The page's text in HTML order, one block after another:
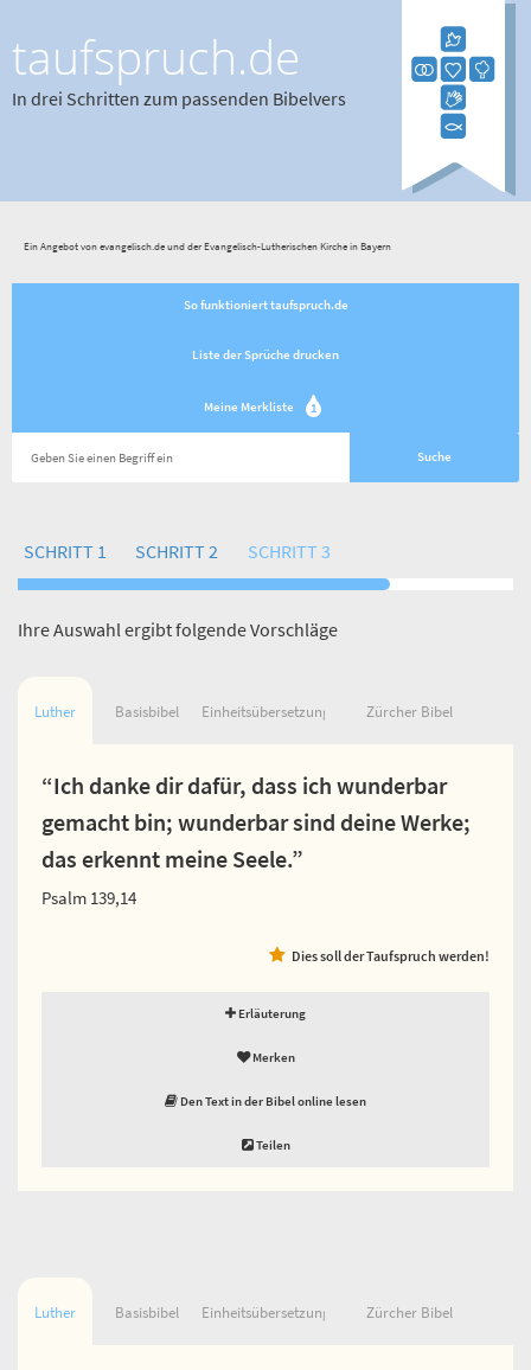
taufspruch.de
In drei Schritten zum passenden Bibelvers
Ein Angebot von evangelisch.de und der Evangelisch-Lutherischen Kirche in Bayern
So funktioniert taufspruch.de
Liste der Sprüche drucken
Meine Merkliste 1
SCHRITT 1 SCHRITT 2 SCHRITT 3
Ihre Auswahl ergibt folgende Vorschläge
Luther Basisbibel Einheitsübersetzung Zürcher Bibel
“Ich danke dir dafür, dass ich wunderbar
gemacht bin; wunderbar sind deine Werke;
das erkennt meine Seele.”
Psalm 139,14
Dies soll der Taufspruch werden!
Erläuterung
Merken
Den Text in der Bibel online lesen
Teilen
Luther Basisbibel Einheitsübersetzung Zürcher Bibel